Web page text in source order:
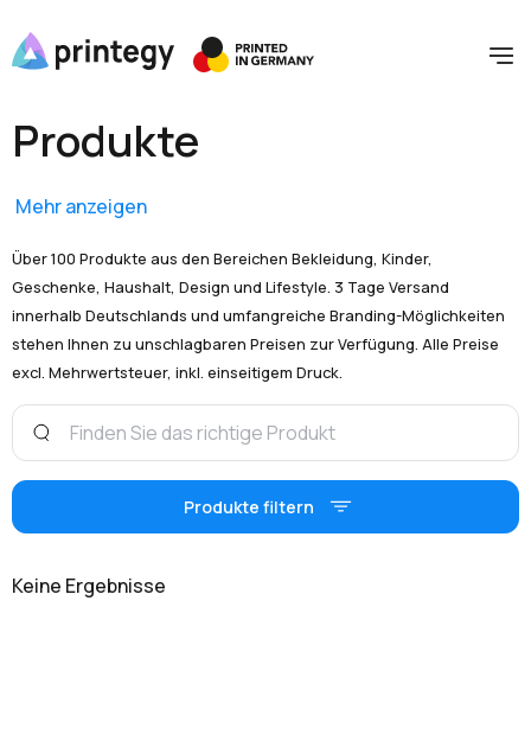
Produkte
Mehr anzeigen
Über 100 Produkte aus den Bereichen Bekleidung, Kinder,
Geschenke, Haushalt, Design und Lifestyle. 3 Tage Versand
innerhalb Deutschlands und umfangreiche Branding-Möglichkeiten
stehen Ihnen zu unschlagbaren Preisen zur Verfügung. Alle Preise
excl. Mehrwertsteuer, inkl. einseitigem Druck.
Produkte filtern
Keine Ergebnisse